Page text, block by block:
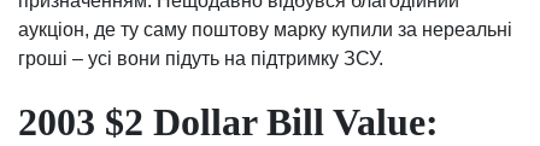
аукціон, де ту саму поштову марку купили за нереальні
гроші – усі вони підуть на підтримку ЗСУ.
2003 $2 Dollar Bill Value: